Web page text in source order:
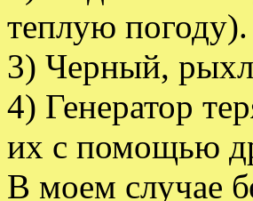
теплую погоду).
3) Черный,
4) Генератор
их с помощью
В моем случае